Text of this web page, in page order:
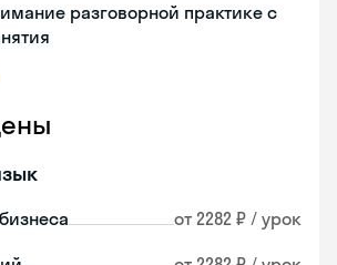
разговорной практике с
от 2282 ₽ / урок